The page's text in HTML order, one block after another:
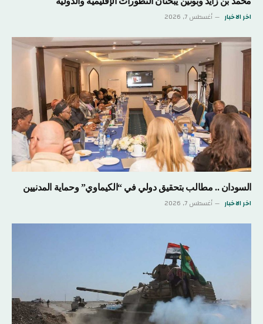
اخر الاخبار أغسطس 7, 2026
السودان .. مطالب بتحقيق دولي في “الكيماوي” وحماية المدنيين
اخر الاخبار أغسطس 7, 2026